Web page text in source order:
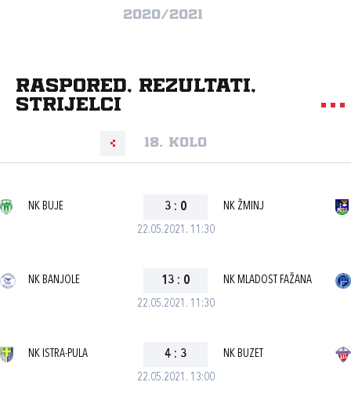
2020/2021
Raspored, rezultati,
strijelci
18. kolo
22.05.2021. 11:30
NK BUJE 3 : 0 NK ŽMINJ
22.05.2021. 11:30
NK BANJOLE 13 : 0 NK MLADOST FAŽANA
22.05.2021. 13:00
NK ISTRA-PULA 4 : 3 NK BUZET